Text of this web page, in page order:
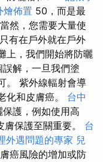
燴佈置 50，而是最
然，您需要大量使
只有在戶外就在戶外
上，我們開始將防曬
解，一旦我們塗
。 紫外線輻射會導
化和皮膚癌。 台中
護，例如使用高
保護至關重要。 台
外遇問題的專家 兒
癌風險的增加或防